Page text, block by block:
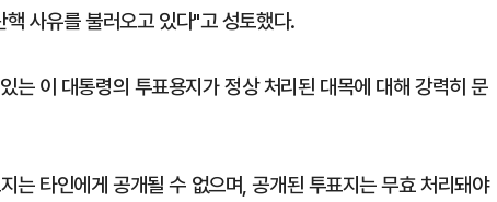
사유를 불러오고 있다"고 성토했다.
는 이 대통령의 투표용지가 정상 처리된 대목에 대해 강력히 문
는 타인에게 공개될 수 없으며, 공개된 투표지는 무효 처리돼야